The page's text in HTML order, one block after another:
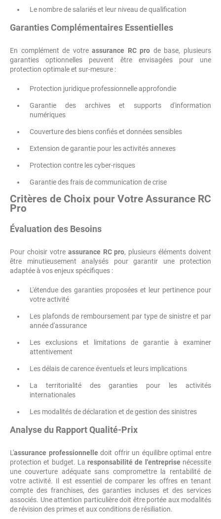
Le nombre de salariés et leur niveau de qualification
Garanties Complémentaires Essentielles
En complément de votreassurance RC pro de base, plusieurs
garanties optionnelles peuvent être envisagées pour une
protection optimale et sur-mesure :
Protection juridique professionnelle approfondie
Garantie des archives et supports d'information
numériques
Couverture des biens confiés et données sensibles
Extension de garantie pour les activités annexes
Protection contre les cyber-risques
Garantie des frais de communication de crise
Critères de Choix pour Votre Assurance RC
Pro
Évaluation des Besoins
Pour choisir votre assurance RC pro, plusieurs éléments doivent
être minutieusement analysés pour garantir une protection
adaptée à vos enjeux spécifiques :
L'étendue des garanties proposées et leur pertinence pour
votre activité
Les plafonds de remboursement par type de sinistre et par
année d'assurance
Les exclusions et limitations de garantie à examiner
attentivement
Les délais de carence éventuels et leurs implications
La territorialité des garanties pour les activités
internationales
Les modalités de déclaration et de gestion des sinistres
Analyse du Rapport Qualité-Prix
L'assurance professionnelledoit offrir un équilibre optimal entre
protection et budget. Laresponsabilité de l'entreprisenécessite
une couverture adéquate sans compromettre la rentabilité de
votre activité. Il est essentiel de comparer les offres en tenant
compte des franchises, des garanties incluses et des services
associés. Une attention particulière doit être portée aux modalités
de révision des primes et aux conditions de résiliation.